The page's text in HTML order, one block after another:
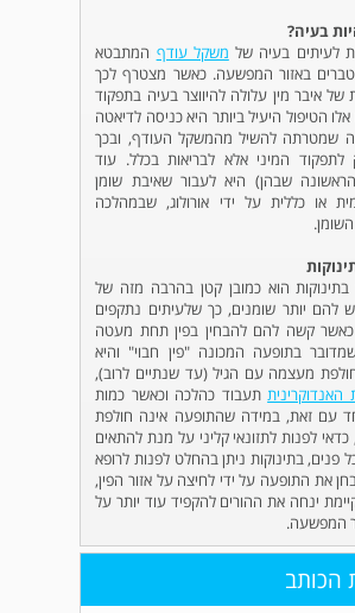
בעיה?
לעיתים בעיה של משקל עודף המתבטא
באזור המפשעה. כאשר מצטרף לכך
של איבר מין עלולה להיווצר בעיה בתפקוד
הטיפול היעיל ביותר היא כניסה לדיאטה
שמטרתה להשיל מהמשקל העודף, ובכך
לתפקוד המיני אלא לבריאות בכלל. עוד
שבהן) היא לעבור שאיבת שומן
או כללית על ידי אורולוג, שבמהלכה
בתינוקות הוא כמובן קטן בהרבה מזה של
להם יותר שומנים, כך שלעיתים נתקפים
כאשר קשה להם להבחין בפין תחת מעטה
בתופעה המכונה "פין חבוי" והיא
מעצמה עם הגיל (עד שנתיים לרוב),
תעבוד כהלכה וכאשר כמות
עם זאת, במידה שהתופעה אינה חולפת
כדאי לפנות לתזונאי קליני על מנת להתאים
פנים, בתינוקות ניתן בהחלט לפנות לרופא
את התופעה על ידי לחיצה על אזור הפין,
ינחה את ההורים להקפיד עוד יותר על
המפשעה.
הכותב